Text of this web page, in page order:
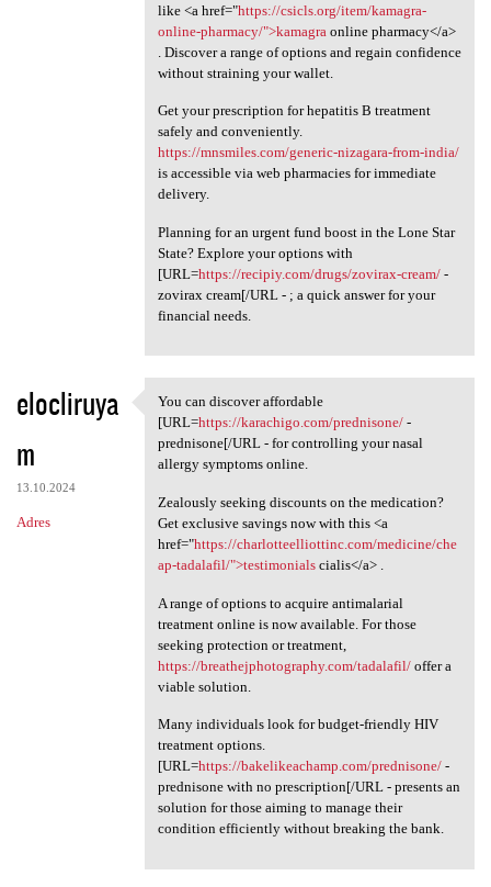
like <a href="https://csicls.org/item/kamagra-
online-pharmacy/">kamagra online pharmacy</a>
. Discover a range of options and regain confidence
without straining your wallet.
Get your prescription for hepatitis B treatment
safely and conveniently.
https://mnsmiles.com/generic-nizagara-from-india/
is accessible via web pharmacies for immediate
delivery.
Planning for an urgent fund boost in the Lone Star
State? Explore your options with
[URL=https://recipiy.com/drugs/zovirax-cream/-
zovirax cream[/URL - ; a quick answer for your
financial needs.
elocliruya
m
13.10.2024
Adres
You can discover affordable
You can discover affordable
[URL=https://karachigo.com/prednisone/-
prednisone[/URL - for controlling your nasal
allergy symptoms online.
Zealously seeking discounts on the medication?
Get exclusive savings now with this <a
href="https://charlotteelliottinc.com/medicine/che
ap-tadalafil/">testimonialscialis</a> .
A range of options to acquire antimalarial
treatment online is now available. For those
seeking protection or treatment,
https://breathejphotography.com/tadalafil/offer a
viable solution.
Many individuals look for budget-friendly HIV
treatment options.
[URL=https://bakelikeachamp.com/prednisone/-
prednisone with no prescription[/URL - presents an
solution for those aiming to manage their
condition efficiently without breaking the bank.